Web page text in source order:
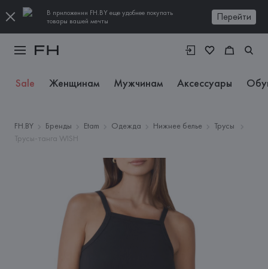
В приложении FH.BY еще удобнее покупать
товары вашей мечты
Перейти
Sale Женщинам Мужчинам Аксессуары
FH.BY Бренды Etam Одежда Нижнее белье
Трусы
Трусы-танга WISH